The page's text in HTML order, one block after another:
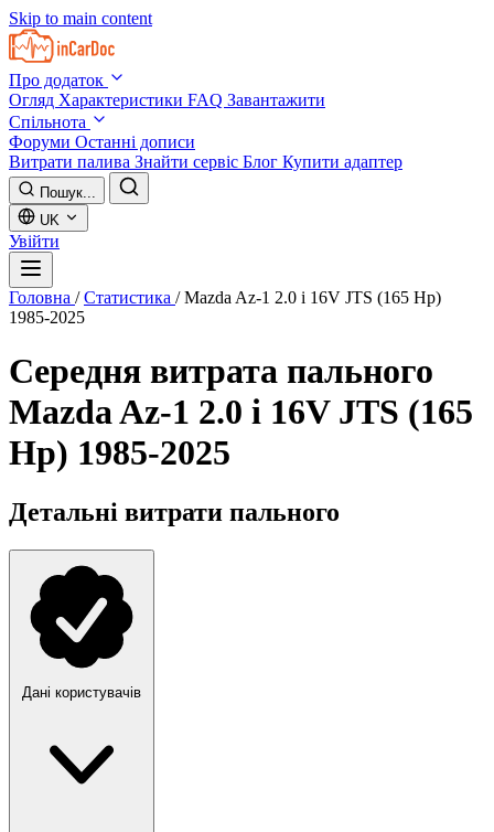
Skip to main content
Про додаток
Огляд Характеристики FAQ Завантажити
Спільнота
Форуми Останні дописи
Витрати палива Знайти сервіс Блог Купити адаптер
Пошук...
UK
Увійти
Головна / Статистика / Mazda Az-1 2.0 i 16V JTS (165 Hp)
1985-2025
Середня витрата пального
Mazda Az-1 2.0 i 16V JTS (165
Hp) 1985-2025
Детальні витрати пального
Дані користувачів